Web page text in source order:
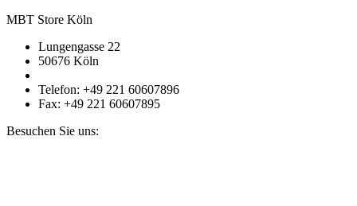
MBT Store Köln
Lungengasse 22
50676 Köln
Telefon: +49 221 60607896
Fax: +49 221 60607895
Besuchen Sie uns: